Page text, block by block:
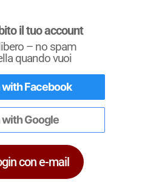
o un’Enotecanella nostra
i Vitigni
dedicato ai vitigni
d’Italia e del Mondo con i loro
il tuo account
– no spam
quando vuoi
withFacebook
withGoogle
con e-mail